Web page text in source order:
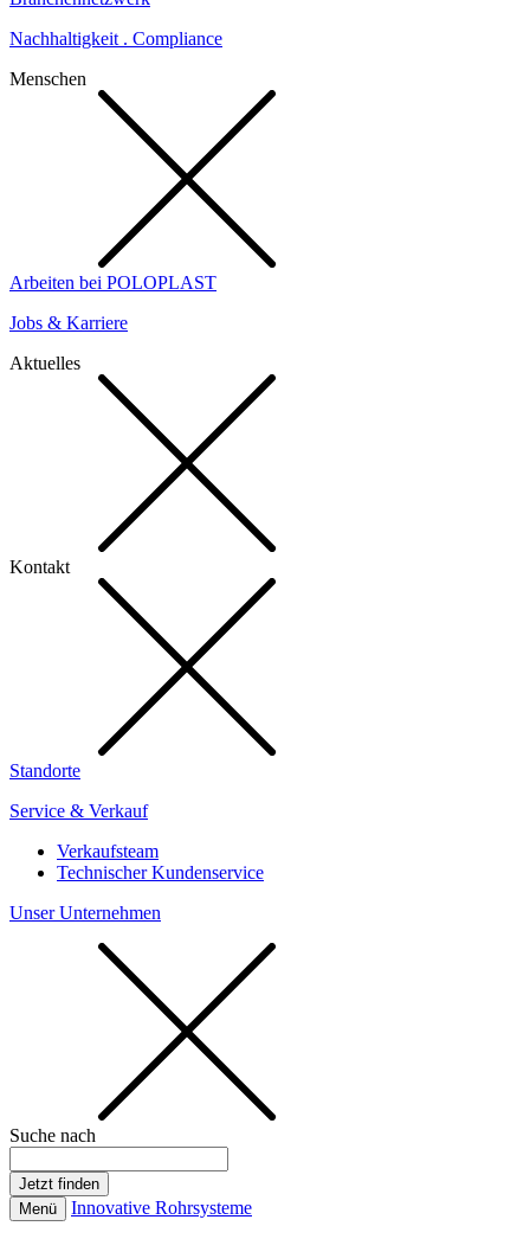
Nachhaltigkeit . Compliance
Menschen
Arbeiten bei POLOPLAST
Jobs & Karriere
Aktuelles
Kontakt
Standorte
Service & Verkauf
Verkaufsteam
Technischer Kundenservice
Unser Unternehmen
Suche nach
Menü Innovative Rohrsysteme